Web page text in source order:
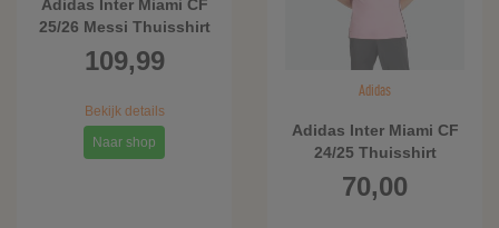
Adidas Inter Miami CF
25/26 Messi Thuisshirt
109,99
Bekijk details
Naar shop
Adidas
Adidas Inter Miami CF
24/25 Thuisshirt
70,00